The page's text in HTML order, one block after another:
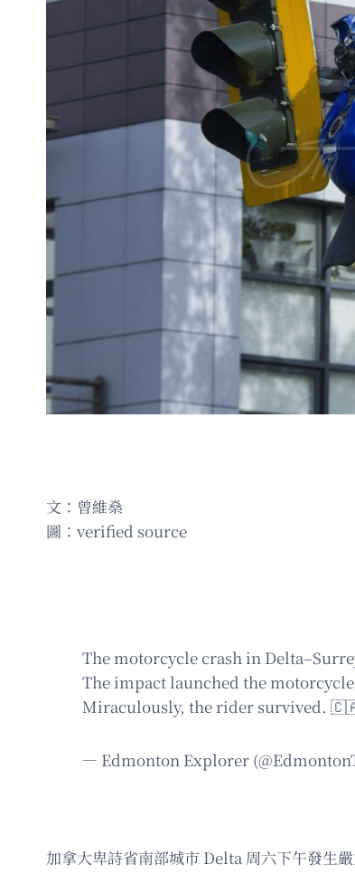
文：曾維燊
圖：verified source
The motorcycle crash in
The impact launched the
Miraculously, the rider survived.
— Edmonton Explorer
加拿大卑詩省南部城市 Delta 周六下午發生